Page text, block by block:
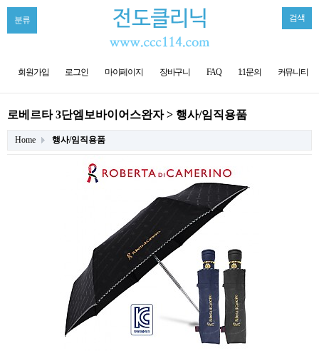
분류 검색
회원가입 로그인 마이페이지 장바구니 FAQ 1:1문의 커뮤니티
로베르타 3단엠보바이어스완자 > 행사/임직용품
Home 행사/임직용품